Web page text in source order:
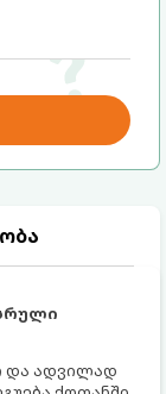
და ადვილად